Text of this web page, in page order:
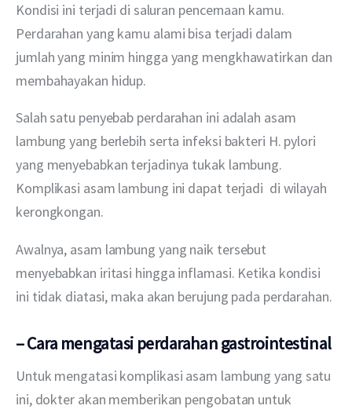
Kondisi ini terjadi di saluran pencernaan kamu.
Perdarahan yang kamu alami bisa terjadi dalam
jumlah yang minim hingga yang mengkhawatirkan dan
membahayakan hidup.
Salah satu penyebab perdarahan ini adalah asam
lambung yang berlebih serta infeksi bakteri H. pylori
yang menyebabkan terjadinya tukak lambung.
Komplikasi asam lambung ini dapat terjadi  di wilayah
kerongkongan.
Awalnya, asam lambung yang naik tersebut
menyebabkan iritasi hingga inflamasi. Ketika kondisi
ini tidak diatasi, maka akan berujung pada perdarahan.
– Cara mengatasi perdarahan gastrointestinal
Untuk mengatasi komplikasi asam lambung yang satu
ini, dokter akan memberikan pengobatan untuk